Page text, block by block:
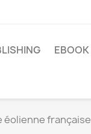
EBOOK
éolienne française